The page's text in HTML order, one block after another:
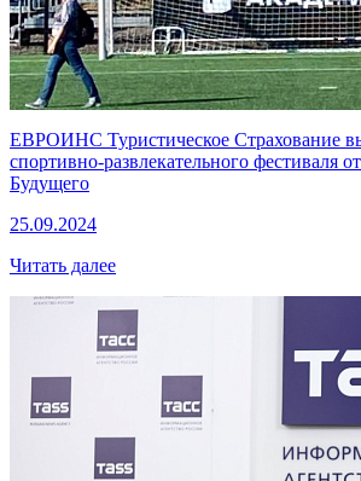
ЕВРОИНС Туристическое Страхование
спортивно-развлекательного фестиваля
Будущего
25.09.2024
Читать далее